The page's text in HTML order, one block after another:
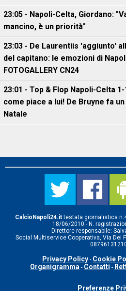
23:05 - Napoli-Celta, Giordano:
mancino, è un priorità"
23:03 - De Laurentiis 'aggiunto'
del capitano: le emozioni di
FOTOGALLERY CN24
23:01 - Top & Flop Napoli-Celta
come piace a lui! De Bruyne fa
Natale
CalcioNapoli24.ittestata giornalistica
18/06/2010 - N.
Direttore responsabile:
Social Multiservice Cooperativa, Via Dei
Privacy Policy - Cookie
Organigramma - Contatti -
Preferenze